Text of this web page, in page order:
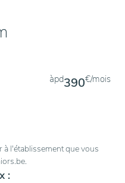
àpd390€/mois
à l'établissement que vous
: